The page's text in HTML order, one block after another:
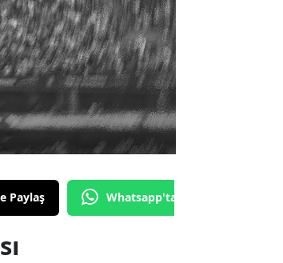
Paylaş Whatsapp'tan Gönder